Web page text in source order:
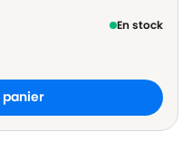
En stock
panier